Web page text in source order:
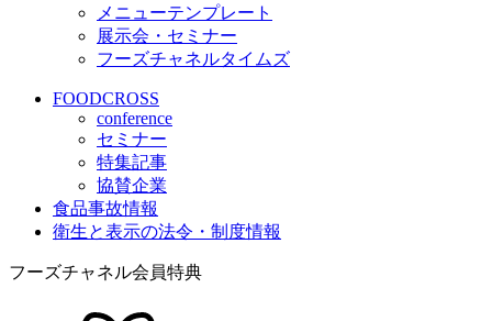
メニューテンプレート
展示会・セミナー
フーズチャネルタイムズ
FOODCROSS
conference
セミナー
特集記事
協賛企業
食品事故情報
衛生と表示の法令・制度情報
フーズチャネル会員特典